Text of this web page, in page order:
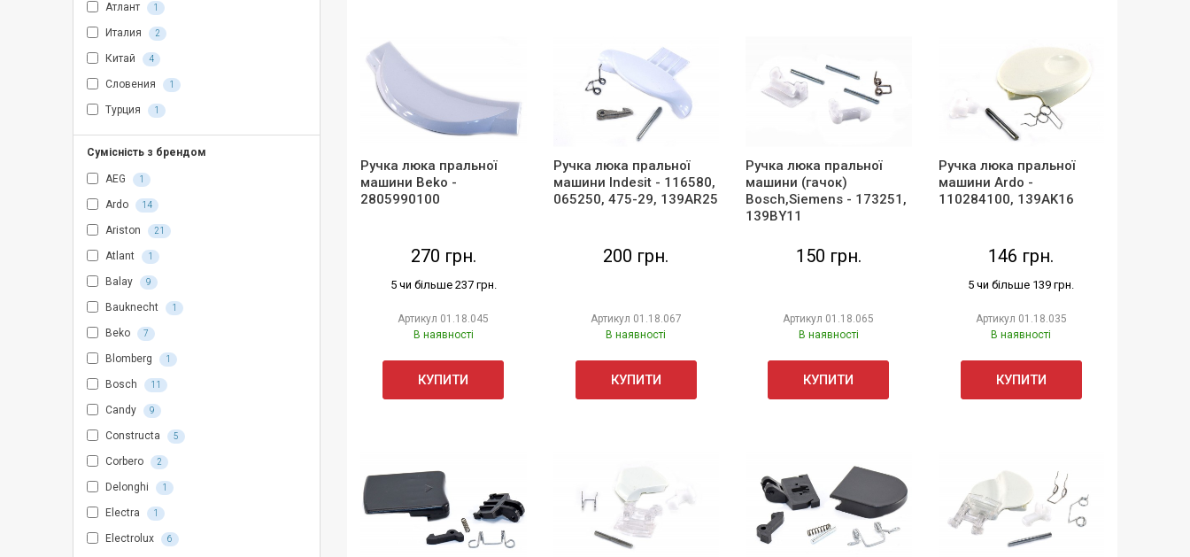
Атлант 1
Италия 2
Китай 4
Словения 1
Турция 1
Сумісність з брендом
AEG 1
Ardo 14
Ariston 21
Atlant 1
Balay 9
Bauknecht 1
Beko 7
Blomberg 1
Bosch 11
Candy 9
Constructa 5
Corbero 2
Delonghi 1
Electra 1
Electrolux 6
Ручка люка пральної
машини Beko -
2805990100
270 грн.
5 чи більше 237 грн.
Артикул 01.18.045
В наявності
КУПИТИ
Ручка люка пральної
машини Indesit - 116580,
065250, 475-29, 139AR25
200 грн.
Артикул 01.18.067
В наявності
КУПИТИ
Ручка люка пральної
машини (гачок)
Bosch,Siemens - 173251,
139BY11
150 грн.
Артикул 01.18.065
В наявності
КУПИТИ
Ручка люка пральної
машини Ardo -
110284100, 139AK16
146 грн.
5 чи більше 139 грн.
Артикул 01.18.035
В наявності
КУПИТИ